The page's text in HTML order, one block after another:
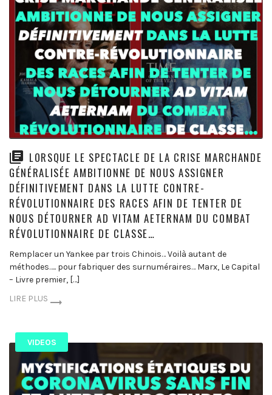
LORSQUE LE SPECTACLE DE LA CRISE MARCHANDE
GÉNÉRALISÉE AMBITIONNE DE NOUS ASSIGNER
DÉFINITIVEMENT DANS LA LUTTE CONTRE-
RÉVOLUTIONNAIRE DES RACES AFIN DE TENTER DE
NOUS DÉTOURNER AD VITAM AETERNAM DU COMBAT
RÉVOLUTIONNAIRE DE CLASSE…
Remplacer un Yankee par trois Chinois… Voilà autant de
méthodes….. pour fabriquer des surnuméraires… Marx, Le Capital
– Livre premier, […]
LIRE PLUS
VIDEOS